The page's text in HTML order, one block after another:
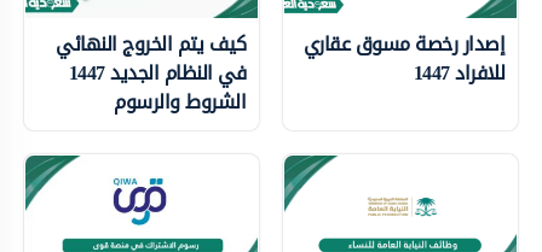
إصدار رخصة مسوق عقاري
للافراد 1447
كيف يتم الخروج النهائي
في النظام الجديد 1447
الشروط والرسوم